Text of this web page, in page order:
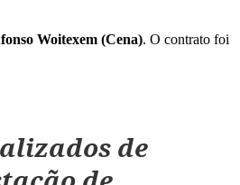
Woitexem (Cena). O contrato foi
de